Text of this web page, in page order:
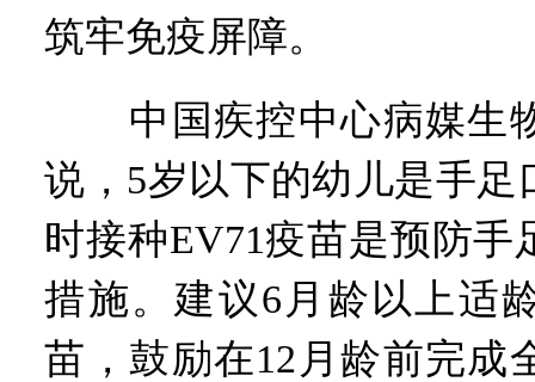
筑牢免疫屏障。
中国疾控中心病媒生
说，5岁以下的幼儿是手足
时接种EV71疫苗是预防手
措施。建议6月龄以上适
苗，鼓励在12月龄前完成